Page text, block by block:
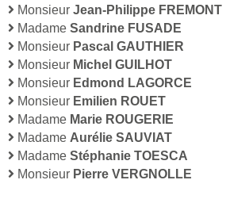
Monsieur Jean-Philippe FREMONT
Madame Sandrine FUSADE
Monsieur Pascal GAUTHIER
Monsieur Michel GUILHOT
Monsieur Edmond LAGORCE
Monsieur Emilien ROUET
Madame Marie ROUGERIE
Madame Aurélie SAUVIAT
Madame Stéphanie TOESCA
Monsieur Pierre VERGNOLLE